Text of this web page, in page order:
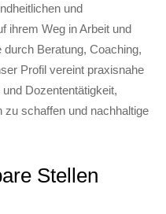
und
ihrem Weg in Arbeit und
durch Beratung, Coaching,
Profil vereint praxisnahe
Dozententätigkeit,
schaffen und nachhaltige
Stellen